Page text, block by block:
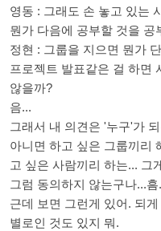
영동 : 그래도 손 놓고 있는
뭔가 다음에 공부할 것을 공
정현 : 그룹을 지으면 뭔가
프로젝트 발표같은 걸 하면
않을까?
음...
그래서 내 의견은 '누구'가
아니면 하고 싶은 그룹끼리
고 싶은 사람끼리 하는... 그
그럼 동의하지 않는구나...흠
근데 보면 그런게 있어. 되
별로인 것도 있지 뭐.